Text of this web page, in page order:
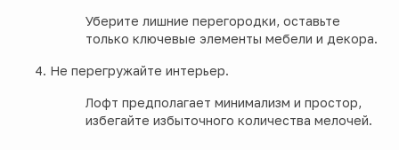
Уберите лишние перегородки, оставьте
только ключевые элементы мебели и декора.
Не перегружайте интерьер.
Лофт предполагает минимализм и простор,
избегайте избыточного количества мелочей.